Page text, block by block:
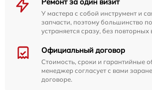
У мастера с собой инструмент и
запчасти, поэтому большинство
устраняется сразу, без повторных
Официальный договор
Стоимость, сроки и гарантийные
менеджер согласует с вами
договоре.